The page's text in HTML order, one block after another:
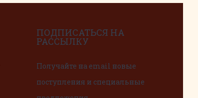
ПОДПИСАТЬСЯ НА
РАССЫЛКУ
Получайте на email новые
поступления и специальные